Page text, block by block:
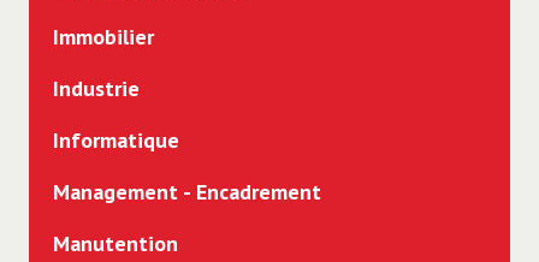
Immobilier
Industrie
Informatique
Management - Encadrement
Manutention